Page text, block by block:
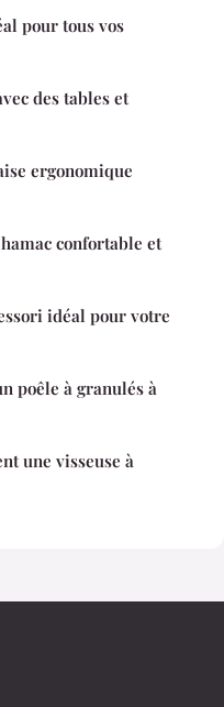
pour tous vos
des tables et
ergonomique
confortable et
idéal pour votre
poêle à granulés à
une visseuse à